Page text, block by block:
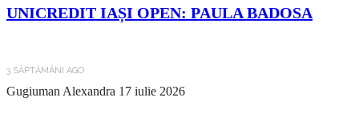
UNICREDIT IAȘI OPEN: PAULA BADOSA
3 SĂPTĂMÂNI AGO
Gugiuman Alexandra 17 iulie 2026